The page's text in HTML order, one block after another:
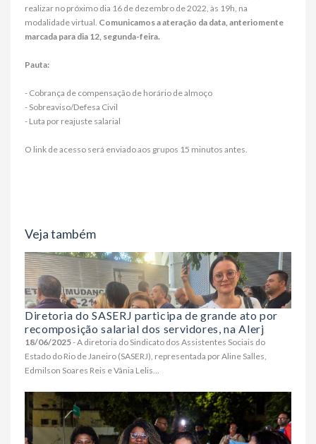
realizar no próximo dia 16 de dezembro de 2022, às 19h, na
modalidade virtual. Comunicamos a ateração da data, anteriomente
marcada para dia 12, segunda-feira.
Pauta:
- Cobrança de compensação de horário de almoço
- Sobreaviso/Defesa Civil
- Luta por reajuste salarial
O link de acesso será enviado aos grupos 15 minutos antes.
Veja também
Diretoria do SASERJ participa de grande ato por
recomposição salarial dos servidores, na Alerj
18/06/2025- A diretoria do Sindicato dos Assistentes Sociais do
Estado do Rio de Janeiro (SASERJ), representada por Aline Salles,
Edmilson Soares Reis e Vânia Lelis...